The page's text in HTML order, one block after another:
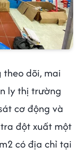
theo dõi, mai
ly thị trường
cơ động và
đột xuất một
có địa chỉ tại